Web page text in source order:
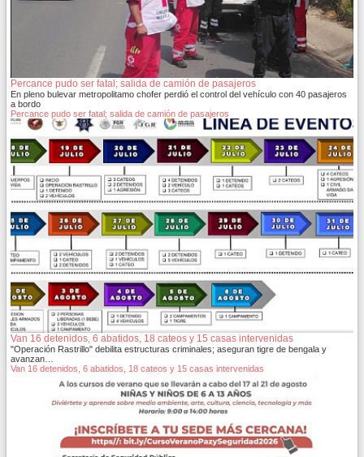
Percance pudo ser fatal; salida de camión de pasajeros
En pleno bulevar metropolitamo chofer perdió el control del vehículo con 40 pasajeros
a bordo
Percance pudo ser fatal; salida de camión de pasajeros
Van 16 detenidos, 6 abatidos, 18 cateos y 15 casas intervenidas
"Operación Rastrillo" debilita estructuras criminales; aseguran tigre de bengala y
avanzan…
Van 16 detenidos, 6 abatidos, 18 cateos y 15 casas intervenidas